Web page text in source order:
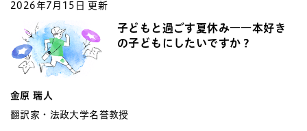
2026年7月15日 更新
子どもと過ごす夏休み――本好き
の子どもにしたいですか？
金原 瑞人
翻訳家・法政大学名誉教授